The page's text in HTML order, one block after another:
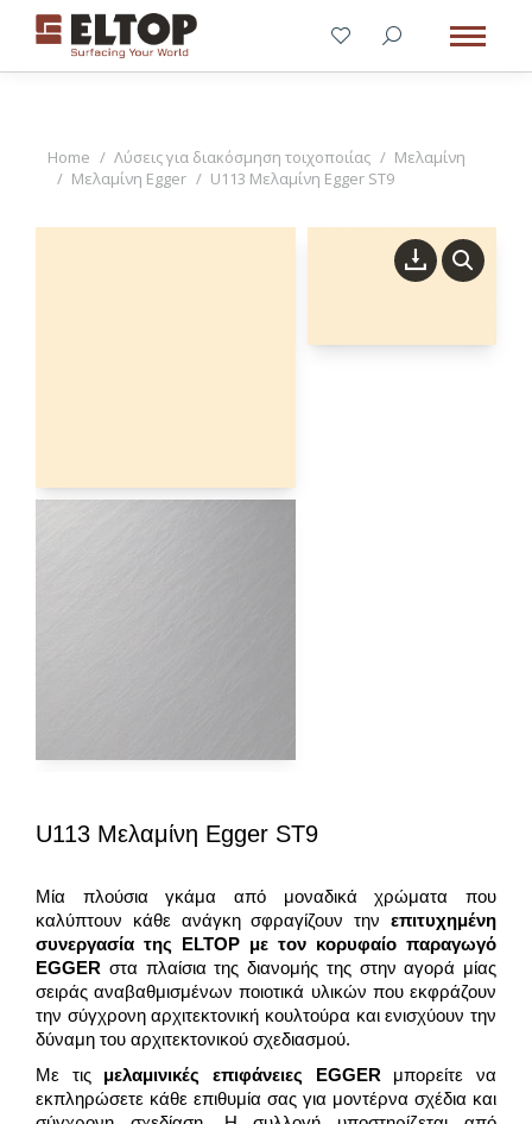
You are here:
Home Λύσεις για διακόσμηση τοιχοποιίας
Μελαμίνη
Μελαμίνη Egger
U113 Μελαμίνη Egger ST9
U113 Μελαμίνη Egger ST9
Μία πλούσια γκάμα από μοναδικά χρώματα που
καλύπτουν κάθε ανάγκη σφραγίζουν την επιτυχημένη
συνεργασία της ELTOP με τον κορυφαίο παραγωγό
EGGER στα πλαίσια της διανομής της στην αγορά μίας
σειράς αναβαθμισμένων ποιοτικά υλικών που εκφράζουν
την σύγχρονη αρχιτεκτονική κουλτούρα και ενισχύουν την
δύναμη του αρχιτεκτονικού σχεδιασμού.
Με τις μελαμινικές επιφάνειες EGGER μπορείτε να
εκπληρώσετε κάθε επιθυμία σας για μοντέρνα σχέδια και